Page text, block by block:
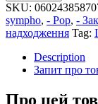
SKU:
sympho, - Pop, -
надходження Tag:
Description
Запит про
Про цей